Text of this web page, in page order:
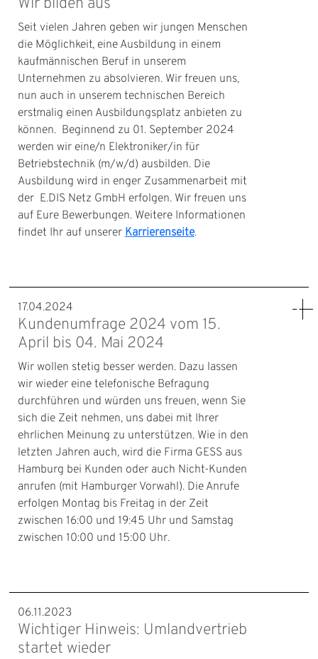
Wir bilden aus
Seit vielen Jahren geben wir jungen Menschen
die Möglichkeit, eine Ausbildung in einem
kaufmännischen Beruf in unserem
Unternehmen zu absolvieren. Wir freuen uns,
nun auch in unserem technischen Bereich
erstmalig einen Ausbildungsplatz anbieten zu
können. Beginnend zu 01. September 2024
werden wir eine/n Elektroniker/in für
Betriebstechnik (m/w/d) ausbilden. Die
Ausbildung wird in enger Zusammenarbeit mit
der E.DIS Netz GmbH erfolgen. Wir freuen uns
auf Eure Bewerbungen. Weitere Informationen
findet Ihr auf unsererKarrierenseite.
17.04.2024
Kundenumfrage 2024 vom 15.
April bis 04. Mai 2024
Wir wollen stetig besser werden. Dazu lassen
wir wieder eine telefonische Befragung
durchführen und würden uns freuen, wenn Sie
sich die Zeit nehmen, uns dabei mit Ihrer
ehrlichen Meinung zu unterstützen. Wie in den
letzten Jahren auch, wird die Firma GESS aus
Hamburg bei Kunden oder auch Nicht-Kunden
anrufen (mit Hamburger Vorwahl). Die Anrufe
erfolgen Montag bis Freitag in der Zeit
zwischen 16:00 und 19:45 Uhr und Samstag
zwischen 10:00 und 15:00 Uhr.
06.11.2023
Wichtiger Hinweis: Umlandvertrieb
startet wieder